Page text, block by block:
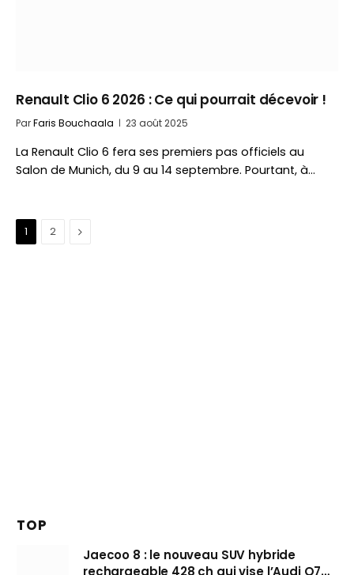
Renault Clio 6 2026 : Ce qui pourrait décevoir !
ParFaris Bouchaala 23 août 2025
La Renault Clio 6 fera ses premiers pas officiels au
Salon de Munich, du 9 au 14 septembre. Pourtant, à…
1 2 Suivant
TOP
Jaecoo 8 : le nouveau SUV hybride
rechargeable 428 ch qui vise l’Audi Q7